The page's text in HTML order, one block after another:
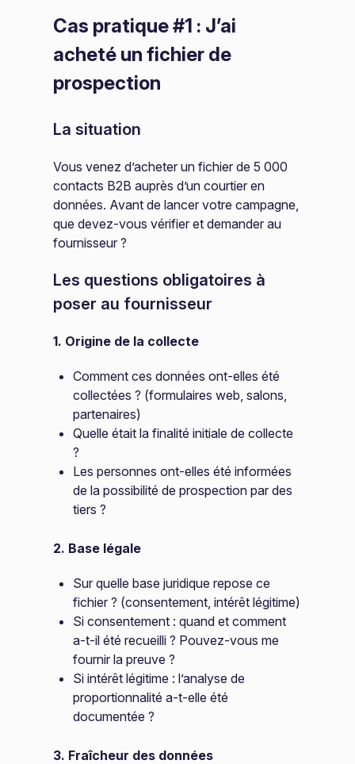
Cas pratique #1 : J’ai
acheté un fichier de
prospection
La situation
Vous venez d’acheter un fichier de 5 000
contacts B2B auprès d’un courtier en
données. Avant de lancer votre campagne,
que devez-vous vérifier et demander au
fournisseur ?
Les questions obligatoires à
poser au fournisseur
1. Origine de la collecte
Comment ces données ont-elles été
collectées ? (formulaires web, salons,
partenaires)
Quelle était la finalité initiale de collecte
?
Les personnes ont-elles été informées
de la possibilité de prospection par des
tiers ?
2. Base légale
Sur quelle base juridique repose ce
fichier ? (consentement, intérêt légitime)
Si consentement : quand et comment
a-t-il été recueilli ? Pouvez-vous me
fournir la preuve ?
Si intérêt légitime : l’analyse de
proportionnalité a-t-elle été
documentée ?
3. Fraîcheur des données